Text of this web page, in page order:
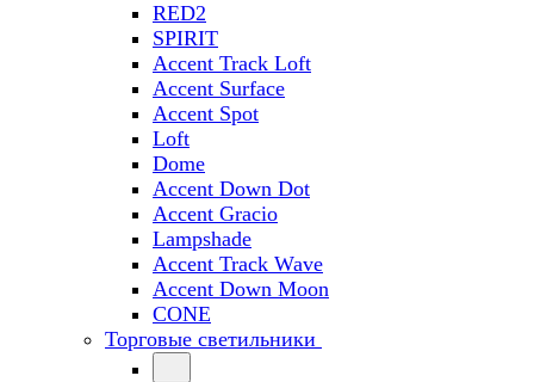
RED2
SPIRIT
Accent Track Loft
Accent Surface
Accent Spot
Loft
Dome
Accent Down Dot
Accent Gracio
Lampshade
Accent Track Wave
Accent Down Moon
CONE
Торговые светильники